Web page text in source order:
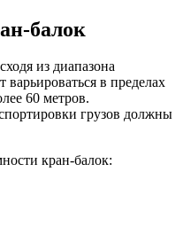
балок
из диапазона
в пределах
60 метров.
грузов должны
кран-балок: